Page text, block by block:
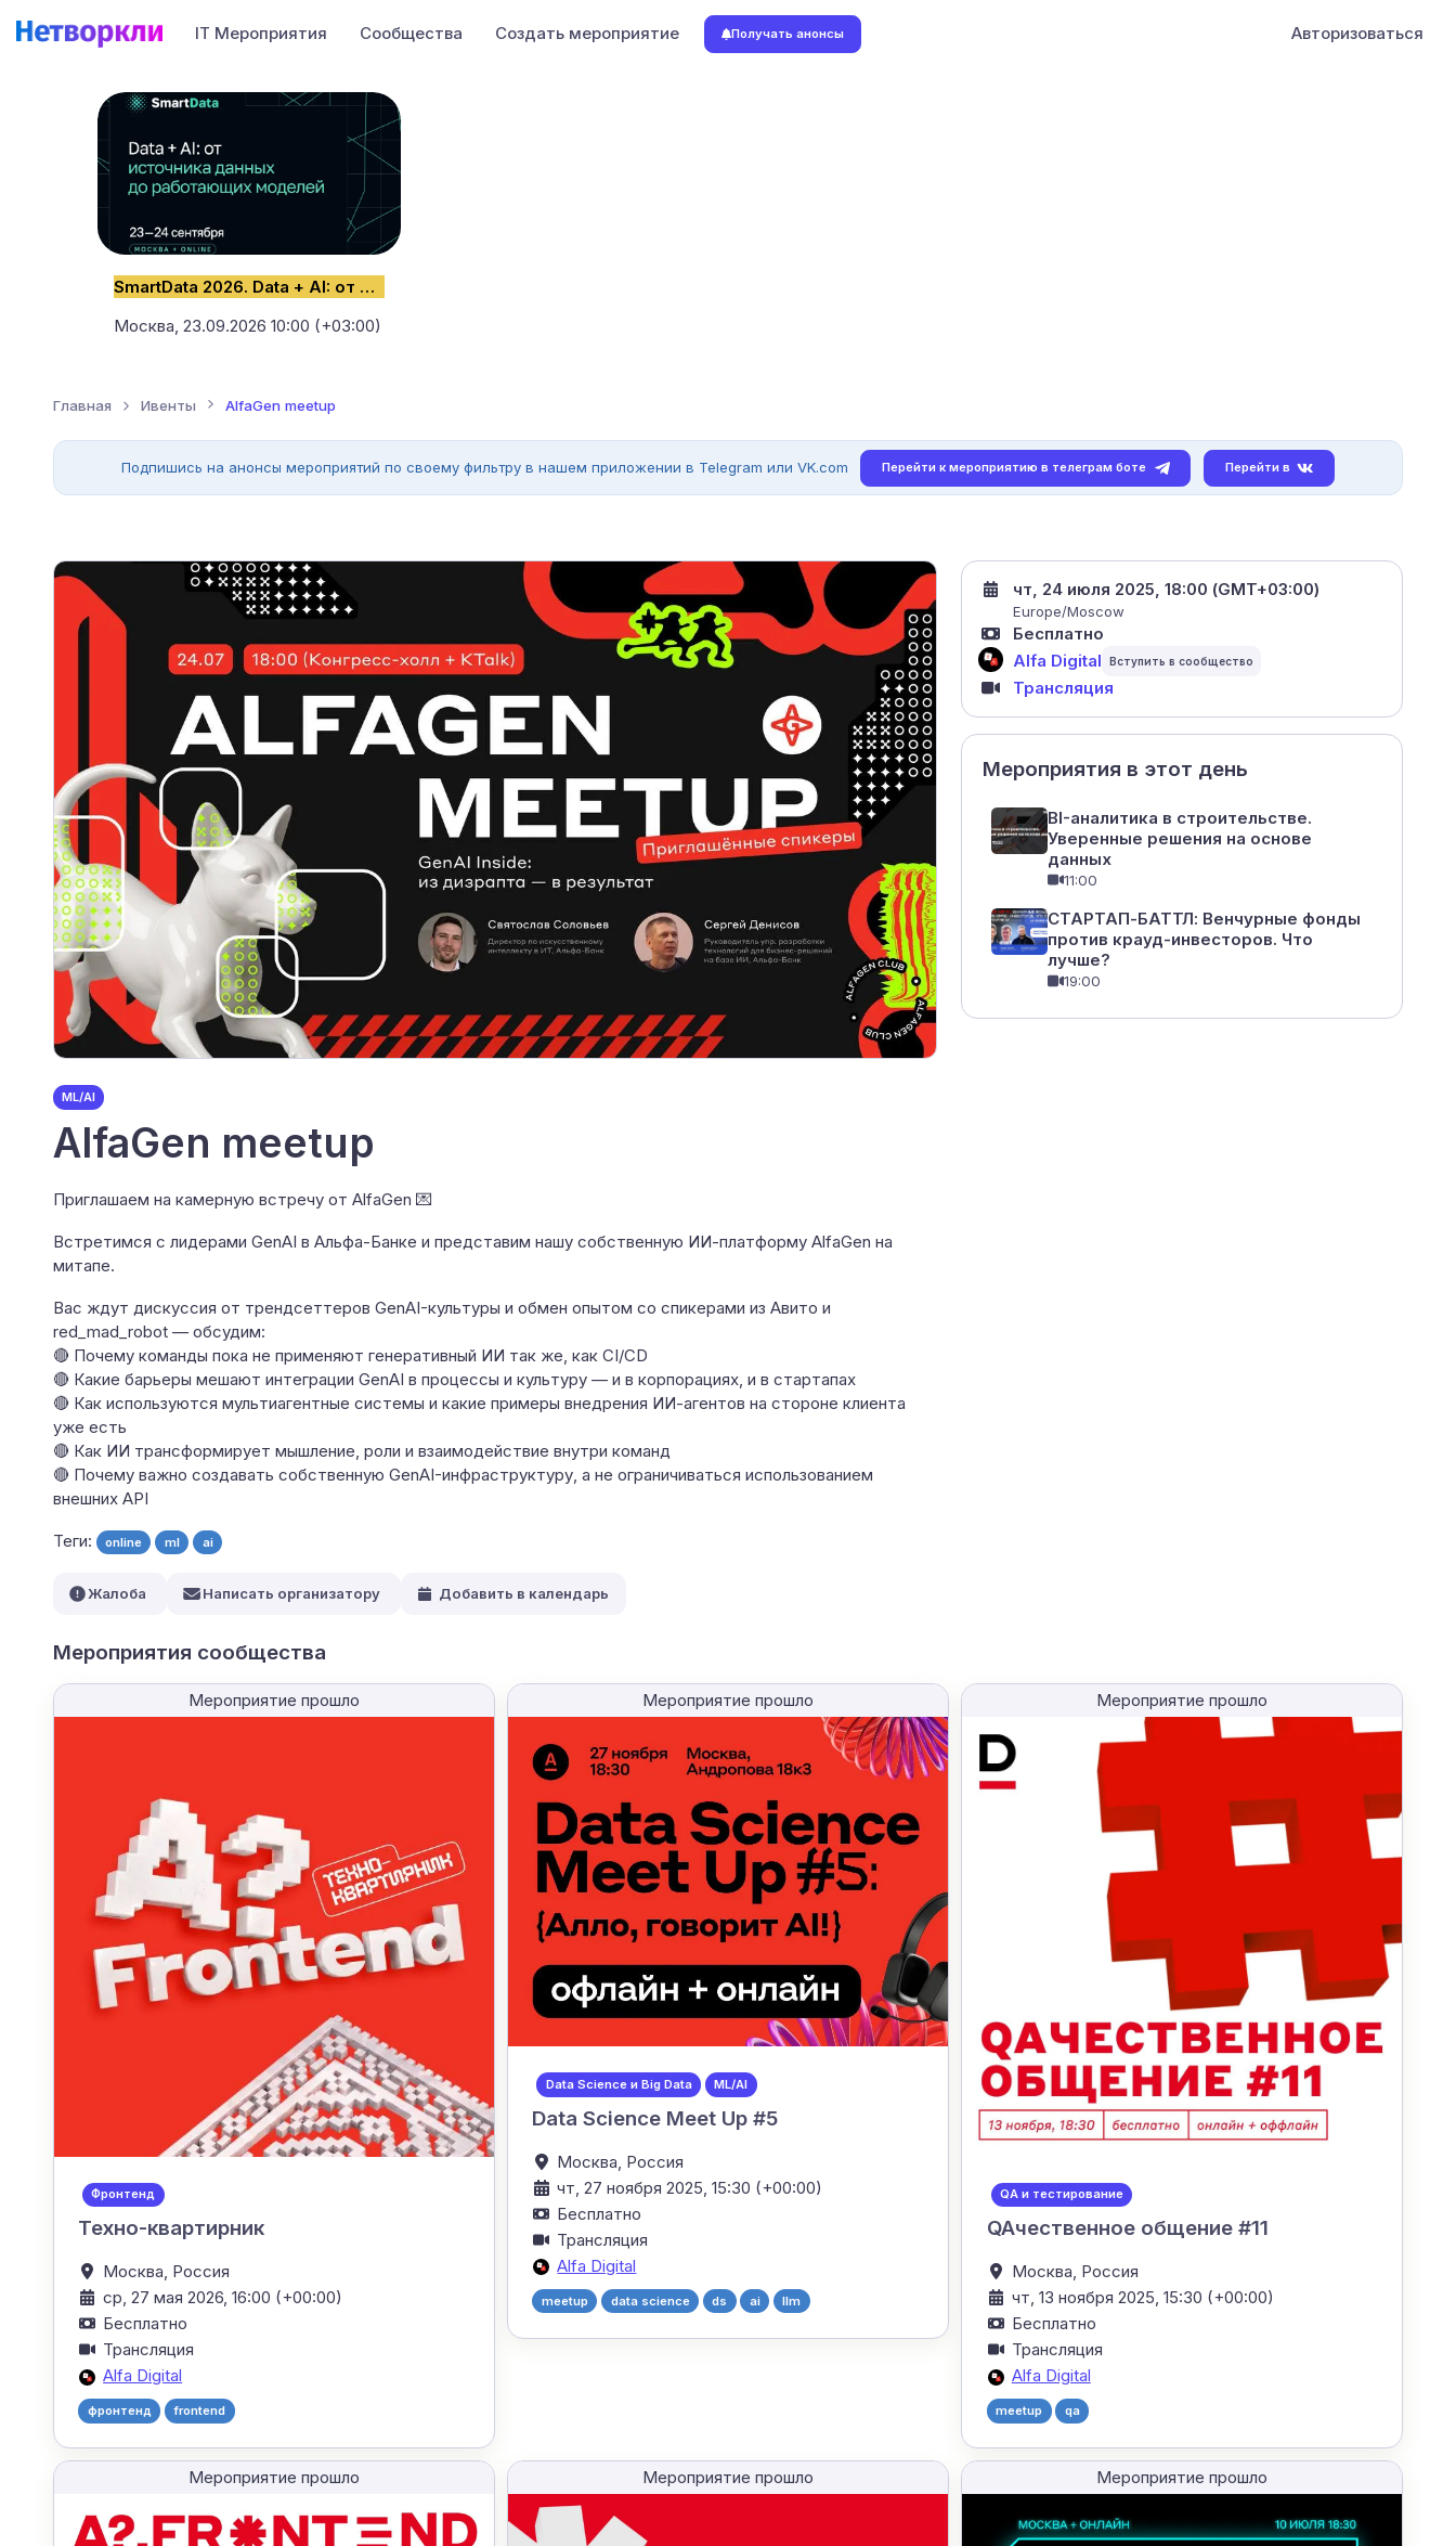
IT Мероприятия Сообщества Создать мероприятие Получать анонсы Авторизоваться
SmartData 2026. Data + AI: от источника данных до работающих моделей
Москва, 23.09.2026 10:00 (+03:00)
Главная Ивенты AlfaGen meetup
Подпишись на анонсы мероприятий по своему фильтру в нашем приложении в Telegram или VK.com Перейти к мероприятию в телеграм боте Перейти в
ML/AI
AlfaGen meetup
Приглашаем на камерную встречу от AlfaGen 💌
Встретимся с лидерами GenAI в Альфа-Банке и представим нашу собственную ИИ-платформу AlfaGen на
митапе.
Вас ждут дискуссия от трендсеттеров GenAI-культуры и обмен опытом со спикерами из Авито и
red_mad_robot — обсудим:
🔴 Почему команды пока не применяют генеративный ИИ так же, как CI/CD
🔴 Какие барьеры мешают интеграции GenAI в процессы и культуру — и в корпорациях, и в стартапах
🔴 Как используются мультиагентные системы и какие примеры внедрения ИИ-агентов на стороне клиента
уже есть
🔴 Как ИИ трансформирует мышление, роли и взаимодействие внутри команд
🔴 Почему важно создавать собственную GenAI-инфраструктуру, а не ограничиваться использованием
внешних API
Теги: online ml ai
чт, 24 июля 2025, 18:00 (GMT+03:00)
Europe/Moscow
Бесплатно
Alfa Digital
Трансляция
Мероприятия в этот день
BI-аналитика в строительстве.
Уверенные решения на основе
данных
11:00
СТАРТАП-БАТТЛ: Венчурные фонды
против крауд-инвесторов. Что
лучше?
19:00
Жалоба Написать организатору Добавить в календарь
Мероприятия сообщества
Мероприятие прошло
Фронтенд
Техно-квартирник
Москва, Россия
ср, 27 мая 2026, 16:00 (+00:00)
Бесплатно
Трансляция
Alfa Digital
фронтенд frontend
Мероприятие прошло
Data Science и Big Data ML/AI
Data Science Meet Up #5
Москва, Россия
чт, 27 ноября 2025, 15:30 (+00:00)
Бесплатно
Трансляция
Alfa Digital
meetup data science ds ai llm
Мероприятие прошло
QA и тестирование
QAчественное общение #11
Москва, Россия
чт, 13 ноября 2025, 15:30 (+00:00)
Бесплатно
Трансляция
Alfa Digital
meetup qa
Мероприятие прошло Мероприятие прошло Мероприятие прошло